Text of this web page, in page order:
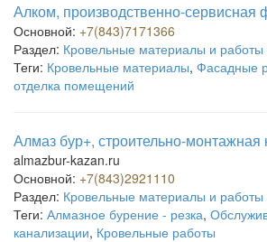
Алком, производственно-сервисная
Основной: +7(843)7171366
Раздел: Кровельные материалы и работы
Теги: Кровельные материалы, Фасадные
отделка помещений
Алмаз бур+, строительно-монтажная
almazbur-kazan.ru
Основной: +7(843)2921110
Раздел: Кровельные материалы и работы
Теги: Алмазное бурение - резка,
канализации, Кровельные работы